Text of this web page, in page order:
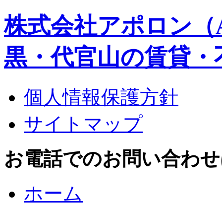
株式会社アポロン
黒・代官山の賃貸・
個人情報保護方針
サイトマップ
お電話でのお問い合わ
ホーム